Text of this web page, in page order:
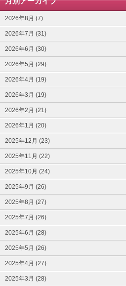
2026年8月 (7)
2026年7月 (31)
2026年6月 (30)
2026年5月 (29)
2026年4月 (19)
2026年3月 (19)
2026年2月 (21)
2026年1月 (20)
2025年12月 (23)
2025年11月 (22)
2025年10月 (24)
2025年9月 (26)
2025年8月 (27)
2025年7月 (26)
2025年6月 (28)
2025年5月 (26)
2025年4月 (27)
2025年3月 (28)